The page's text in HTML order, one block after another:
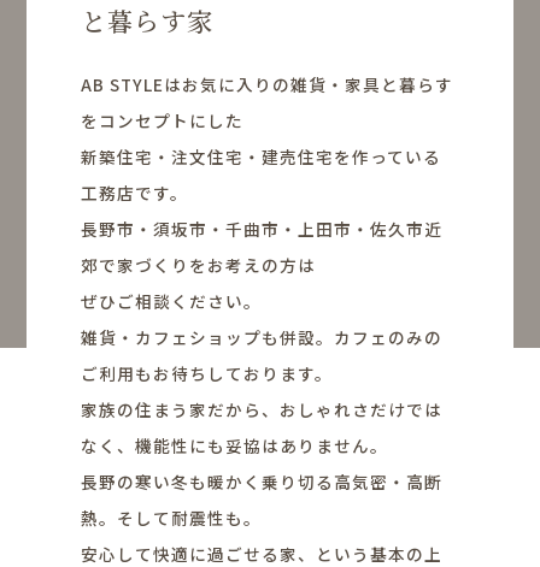
と暮らす家
AB STYLEはお気に入りの雑貨・家具と暮らす
をコンセプトにした
新築住宅・注文住宅・建売住宅を作っている
工務店です。
長野市・須坂市・千曲市・上田市・佐久市近
郊で家づくりをお考えの方は
ぜひご相談ください。
雑貨・カフェショップも併設。カフェのみの
ご利用もお待ちしております。
家族の住まう家だから、おしゃれさだけでは
なく、機能性にも妥協はありません。
長野の寒い冬も暖かく乗り切る高気密・高断
熱。そして耐震性も。
安心して快適に過ごせる家、という基本の上